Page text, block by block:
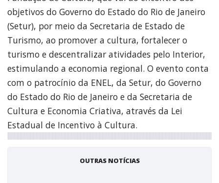
objetivos do Governo do Estado do Rio de Janeiro
(Setur), por meio da Secretaria de Estado de
Turismo, ao promover a cultura, fortalecer o
turismo e descentralizar atividades pelo Interior,
estimulando a economia regional. O evento conta
com o patrocínio da ENEL, da Setur, do Governo
do Estado do Rio de Janeiro e da Secretaria de
Cultura e Economia Criativa, através da Lei
Estadual de Incentivo à Cultura.
OUTRAS NOTÍCIAS